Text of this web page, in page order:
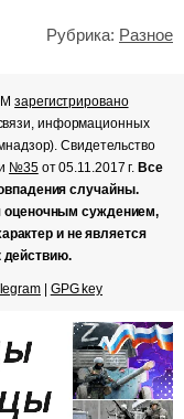
Рубрика: Разное
зарегистрировано
информационных
Свидетельство
№35от 05.11.2017 г. Все
случайны.
оценочным суждением,
и не является
действию.
| GPG key